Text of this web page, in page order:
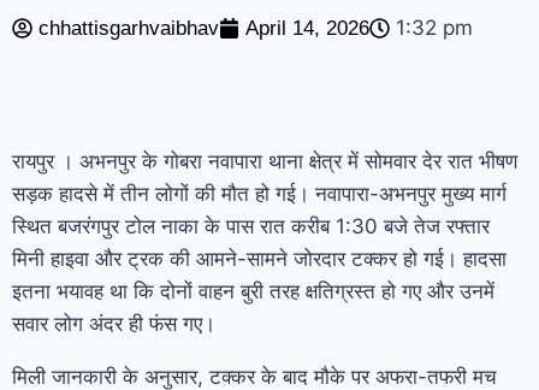
कटघोरा में पहली बार मनोरोग एवं त्वचा रोग विशेषज्ञों
ओपीडी कैंप ‘Gen Z ऐसी ताकत है जिसे
नजरअंदाज नहीं किया जा सकता’, इस्तीफे पर
धर्मेंद्र प्रधान ने तोड़ी चुप्पी
chhattisgarhvaibhav April 14, 2026 1:32 pm
रायपुर । अभनपुर के गोबरा नवापारा थाना क्षेत्र में सोमवार देर रात भीषण
सड़क हादसे में तीन लोगों की मौत हो गई। नवापारा-अभनपुर मुख्य मार्ग
स्थित बजरंगपुर टोल नाका के पास रात करीब 1:30 बजे तेज रफ्तार
मिनी हाइवा और ट्रक की आमने-सामने जोरदार टक्कर हो गई। हादसा
इतना भयावह था कि दोनों वाहन बुरी तरह क्षतिग्रस्त हो गए और उनमें
सवार लोग अंदर ही फंस गए।
मिली जानकारी के अनुसार, टक्कर के बाद मौके पर अफरा-तफरी मच